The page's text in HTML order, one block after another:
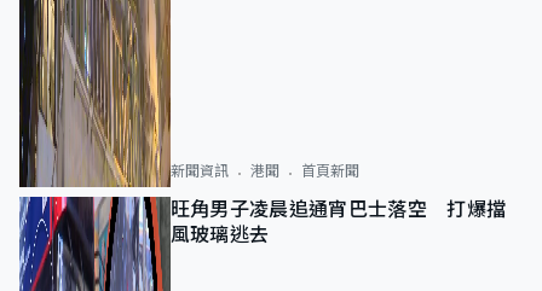
新聞資訊 港聞 首頁新聞
旺角男子凌晨追通宵巴士落空 打爆擋
風玻璃逃去